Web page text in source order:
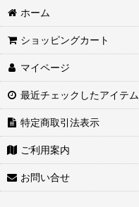
ホーム
ショッピングカート
マイページ
最近チェックしたアイテム
特定商取引法表示
ご利用案内
お問い合せ